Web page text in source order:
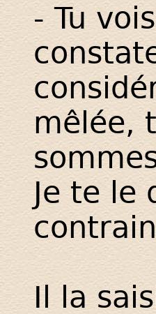
- Tu
mêlée,
Je te le
Il la